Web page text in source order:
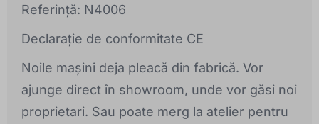
Referință: N4006
Declarație de conformitate CE
Noile mașini deja pleacă din fabrică. Vor
ajunge direct în showroom, unde vor găsi noi
proprietari. Sau poate merg la atelier pentru